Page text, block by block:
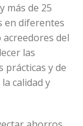
más de 25
en diferentes
del
las
prácticas y de
calidad y